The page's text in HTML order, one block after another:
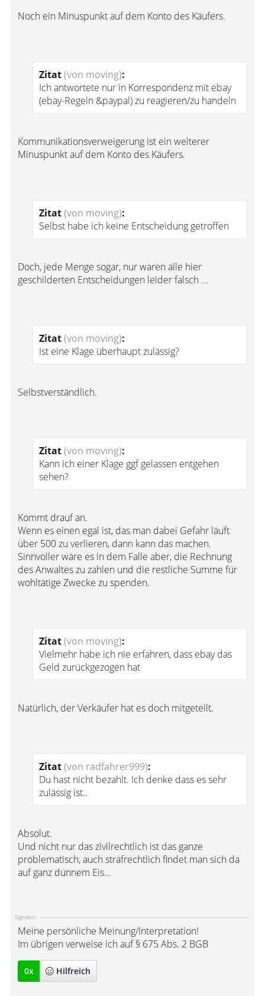
Noch ein Minuspunkt auf dem Konto des Käufers.
Zitat(von moving):
Ich antwortete nur in Korrespondenz mit ebay
(ebay-Regeln &paypal) zu reagieren/zu handeln
Kommunikationsverweigerung ist ein weiterer
Minuspunkt auf dem Konto des Käufers.
Zitat(von moving):
Selbst habe ich keine Entscheidung getroffen
Doch, jede Menge sogar, nur waren alle hier
geschilderten Entscheidungen leider falsch ...
Zitat(von moving):
Ist eine Klage überhaupt zulässig?
Selbstverständlich.
Zitat(von moving):
Kann ich einer Klage ggf gelassen entgehen
sehen?
Kommt drauf an.
Wenn es einen egal ist, das man dabei Gefahr läuft
über 500 zu verlieren, dann kann das machen.
Sinnvoller wäre es in dem Falle aber, die Rechnung
des Anwaltes zu zahlen und die restliche Summe für
wohltätige Zwecke zu spenden.
Zitat(von moving):
Vielmehr habe ich nie erfahren, dass ebay das
Geld zurückgezogen hat
Natürlich, der Verkäufer hat es doch mitgeteilt.
Zitat(von radfahrer999):
Du hast nicht bezahlt. Ich denke dass es sehr
zulässig ist..
Absolut.
Und nicht nur das zivilrechtlich ist das ganze
problematisch, auch strafrechtlich findet man sich da
auf ganz dünnem Eis...
Signatur:
Meine persönliche Meinung/Interpretation!
Im übrigen verweise ich auf § 675 Abs. 2 BGB
0x Hilfreich